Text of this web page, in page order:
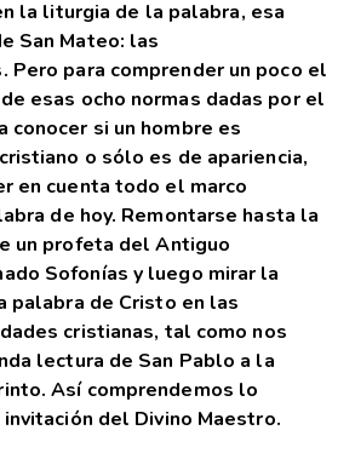
la liturgia de la palabra, esa
San Mateo: las
Pero para comprender un poco el
esas ocho normas dadas por el
conocer si un hombre es
o sólo es de apariencia,
en cuenta todo el marco
de hoy. Remontarse hasta la
un profeta del Antiguo
Sofonías y luego mirar la
palabra de Cristo en las
cristianas, tal como nos
lectura de San Pablo a la
Así comprendemos lo
del Divino Maestro.